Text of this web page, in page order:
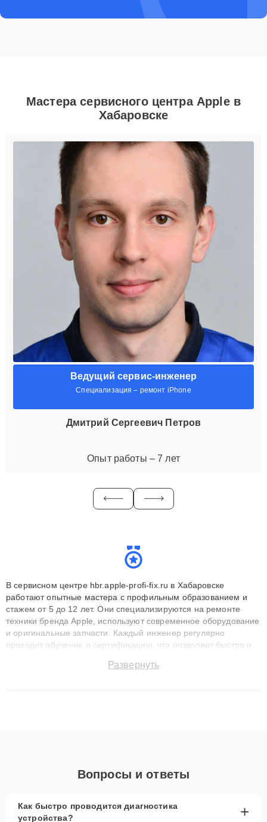
Мастера сервисного центра Apple в
Хабаровске
Ведущий сервис-инженер
Специализация – ремонт iPhone
Дмитрий Сергеевич Петров
Опыт работы – 7 лет
В сервисном центре hbr.apple-profi-fix.ru в Хабаровске
работают опытные мастера с профильным образованием и
стажем от 5 до 12 лет. Они специализируются на ремонте
техники бренда Apple, используют современное оборудование
и оригинальные запчасти. Каждый инженер регулярно
проходит обучение и сертификацию, что позволяет быстро и
сохранением гарантии до 3 лет. Наши мастера решают
Развернуть
Вопросы и ответы
Как быстро проводится диагностика
устройства?
+